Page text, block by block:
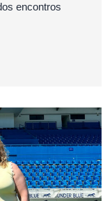
encontros